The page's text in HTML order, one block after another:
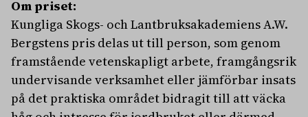
Om priset:
Kungliga Skogs- och Lantbruksakademiens A.W.
Bergstens pris delas ut till person, som genom
framstående vetenskapligt arbete, framgångsrik
undervisande verksamhet eller jämförbar insats
på det praktiska området bidragit till att väcka